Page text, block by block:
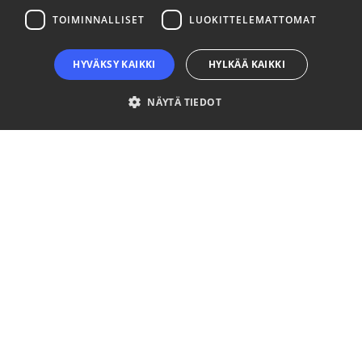
TOIMINNALLISET LUOKITTELEMATTOMAT
HYVÄKSY KAIKKI HYLKÄÄ KAIKKI
NÄYTÄ TIEDOT